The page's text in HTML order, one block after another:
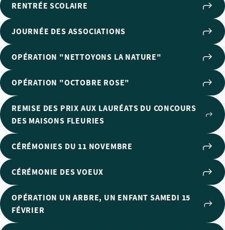
RENTRÉE SCOLAIRE
JOURNÉE DES ASSOCIATIONS
OPÉRATION "NETTOYONS LA NATURE"
OPÉRATION "OCTOBRE ROSE"
REMISE DES PRIX AUX LAURÉATS DU CONCOURS
DES MAISONS FLEURIES
CÉRÉMONIES DU 11 NOVEMBRE
CÉRÉMONIE DES VOEUX
OPÉRATION UN ARBRE, UN ENFANT SAMEDI 15
FÉVRIER